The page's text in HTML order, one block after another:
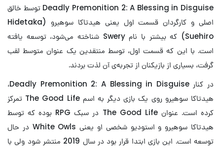
Deadly Premonition 2: A Blessing in Disguise توسط خالق
اصلی و کارگردان قسمت اول یعنی هیدتاکا سوهیرو (Hidetaka
Suehiro) که بیشتر با نام Swery شناخته می‌شود، توسعه یافته
است. با این که قسمت اول، توسط منتقدین یک عنوان متوسط لقب
گرفت، بسیاری از بازیکنان از تجربه‌ی آن لذت بردند.
در کنار Deadly Premonition 2: A Blessing in Disguise،
هیدتاکا سوهیرو روی یک بازی دیگر به اسم The Good Life تمرکز
کرده است. عنوان The Good Life در سبک RPG بوده که توسط
هیدتاکا سوهیرو و استودیو شخصی او یعنی White Owls در حال
توسعه است. این بازی ابتدا قرار بود در سال 2019 منتشر شود ولی با